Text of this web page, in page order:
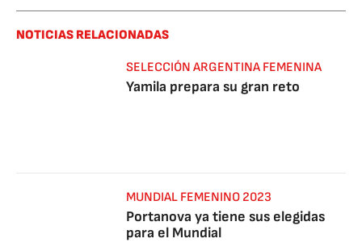
NOTICIAS RELACIONADAS
SELECCIÓN ARGENTINA FEMENINA
Yamila prepara su gran reto
MUNDIAL FEMENINO 2023
Portanova ya tiene sus elegidas
para el Mundial